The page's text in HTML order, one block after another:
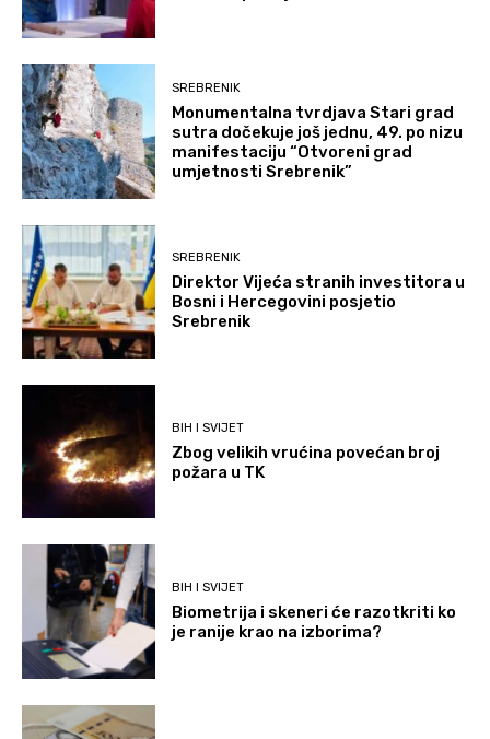
SREBRENIK
Monumentalna tvrdjava Stari grad
sutra dočekuje još jednu, 49. po nizu
manifestaciju “Otvoreni grad
umjetnosti Srebrenik”
SREBRENIK
Direktor Vijeća stranih investitora u
Bosni i Hercegovini posjetio
Srebrenik
BIH I SVIJET
Zbog velikih vrućina povećan broj
požara u TK
BIH I SVIJET
Biometrija i skeneri će razotkriti ko
je ranije krao na izborima?